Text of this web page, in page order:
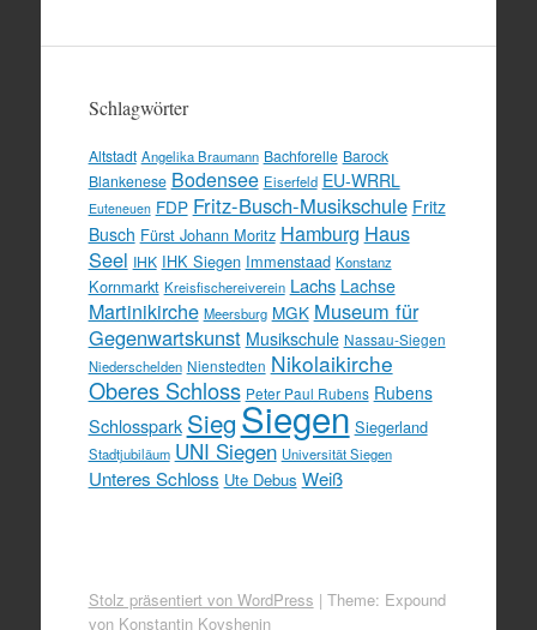
Schlagwörter
Altstadt Angelika Braumann Bachforelle Barock
Blankenese Bodensee Eiserfeld EU-WRRL
Euteneuen FDP Fritz-Busch-Musikschule Fritz
Busch Fürst Johann Moritz Hamburg Haus
Seel IHK IHK Siegen Immenstaad Konstanz
Kornmarkt Kreisfischereiverein Lachs Lachse
Martinikirche Meersburg MGK Museum für
Gegenwartskunst Musikschule Nassau-Siegen
Niederschelden Nienstedten Nikolaikirche
Oberes Schloss Peter Paul Rubens Rubens
Schlosspark SiegSiegen Siegerland
Stadtjubiläum UNI Siegen Universität Siegen
Unteres Schloss Ute Debus Weiß
Stolz präsentiert von WordPress | Theme: Expound
von Konstantin Kovshenin